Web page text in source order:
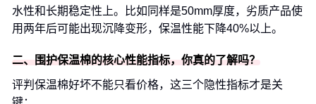
水性和长期稳定性上。比如同样是50mm厚度，劣质产品使
用两年后可能出现沉降变形，保温性能下降40%以上。
二、围护保温棉的核心性能指标，你真的了解吗？
评判保温棉好坏不能只看价格，这三个隐性指标才是关